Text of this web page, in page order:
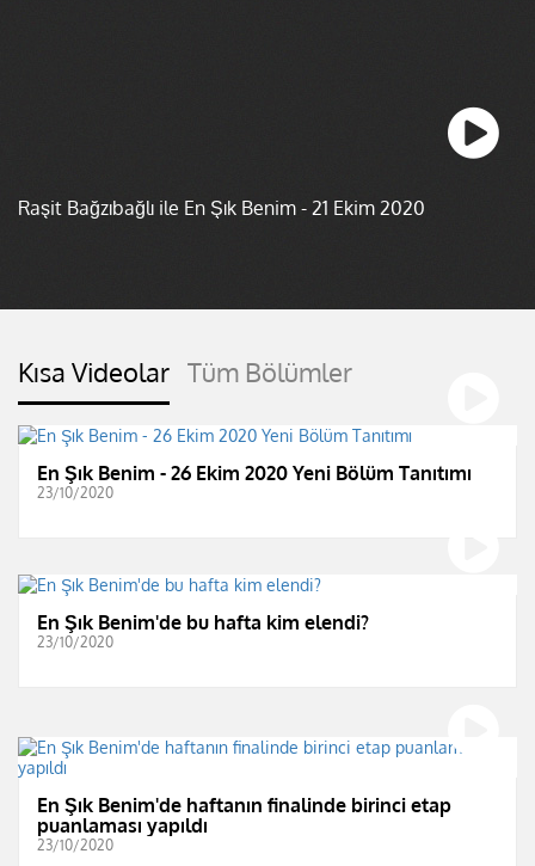
Raşit Bağzıbağlı ile En Şık Benim - 21 Ekim 2020
Kısa Videolar Tüm Bölümler
En Şık Benim - 26 Ekim 2020 Yeni Bölüm Tanıtımı
23/10/2020
En Şık Benim'de bu hafta kim elendi?
23/10/2020
En Şık Benim'de haftanın finalinde birinci etap
puanlaması yapıldı
23/10/2020